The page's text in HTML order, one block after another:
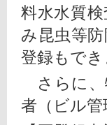
料水水質
み昆虫等
登録もで
さらに、
者（ビル